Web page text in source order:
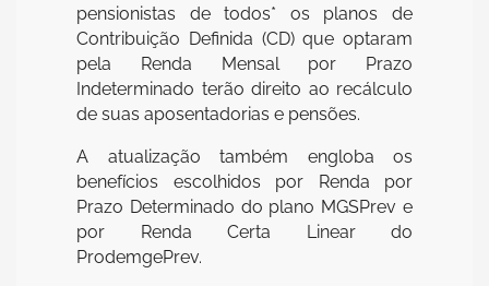
pensionistas de todos* os planos de
Contribuição Definida (CD) que optaram
pela Renda Mensal por Prazo
Indeterminado terão direito ao recálculo
de suas aposentadorias e pensões.
A atualização também engloba os
benefícios escolhidos por Renda por
Prazo Determinado do plano MGSPrev e
por Renda Certa Linear do
ProdemgePrev.